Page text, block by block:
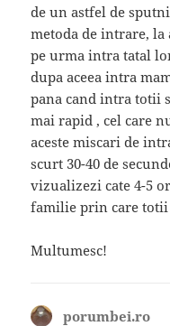
de un astfel de
metoda de intrare,
pe urma intra tatal
dupa aceea intra
pana cand intra totii
mai rapid , cel care
aceste miscari de
scurt 30-40 de
vizualizezi cate 4-5
familie prin care totii
Multumesc!
porumbei.ro